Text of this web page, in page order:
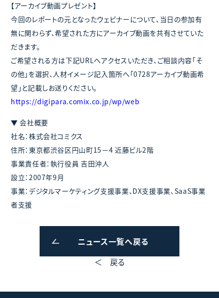
【アーカイブ動画プレゼント】
今回のレポートの元となったウェビナーについて、当日の参加有
無に関わらず、希望された方にアーカイブ動画を共有させていた
だきます。
ご希望される方は下記URLへアクセスいただき、ご相談内容「そ
の他」を選択、人材イメージ記入箇所へ「0728アーカイブ動画希
望」と記載しお送りください。
https://digipara.comix.co.jp/wp/web
▼ 会社概要
社名：株式会社コミクス
住所：東京都渋谷区円山町15－4 近藤ビル2階
事業責任者：執行役員 吉田沖人
設立：2007年9月
事業：デジタルマーケティング支援事業、DX支援事業、SaaS事業
者支援
ニュース一覧へ戻る
＜ 戻る